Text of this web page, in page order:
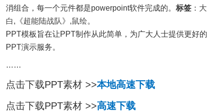
消组合，每一个元件都是powerpoint软件完成的。 标签 ： 大
白, 《超能陆战队》 ,鼠绘。
PPT模板旨在让PPT制作从此简单，为广大人士提供更好的
PPT演示服务。
……
点击下载PPT素材 >>本地高速下载
点击下载PPT素材 >>高速下载